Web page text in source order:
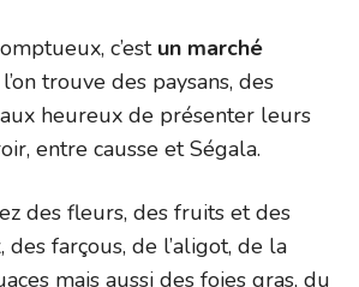
c’estun marché
trouve des paysans, des
heureux de présenter leurs
entre causse et Ségala.
des fleurs, des fruits et des
farçous, de l’aligot, de la
mais aussi des foies gras, du